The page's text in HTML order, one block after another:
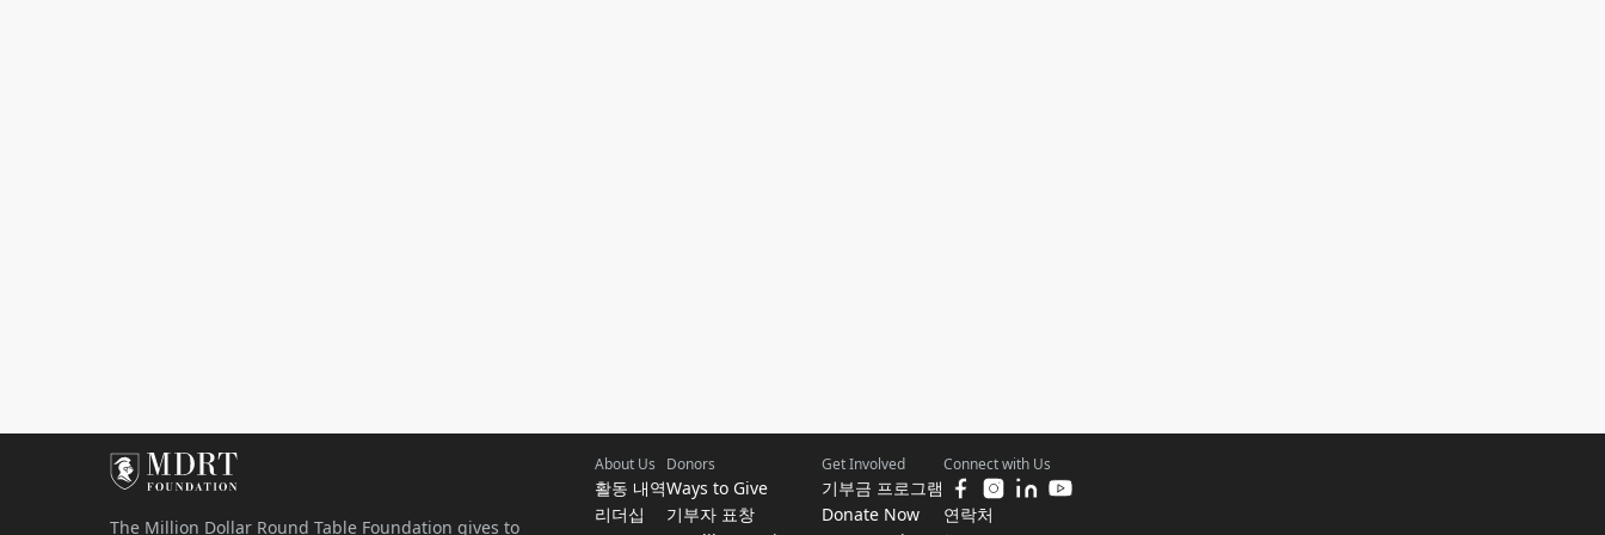
The Million Dollar Round Table Foundation gives to
About Us
활동 내역
리더십
Donors
Ways to Give
기부자 표창
Get Involved
기부금 프로그램
Donate Now
Connect with Us
연락처